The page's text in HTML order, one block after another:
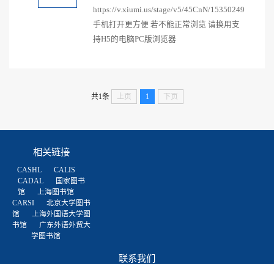
https://v.xiumi.us/stage/v5/45CnN/153502496
手机打开更方便 若不能正常浏览 请换用支
持H5的电脑PC版浏览器
共1条 上页 1 下页
相关链接
CASHL
CALIS
CADAL
国家图书
馆
上海图书馆
CARSI
北京大学图书
馆
上海外国语大学图
书馆
广东外语外贸大
学图书馆
联系我们